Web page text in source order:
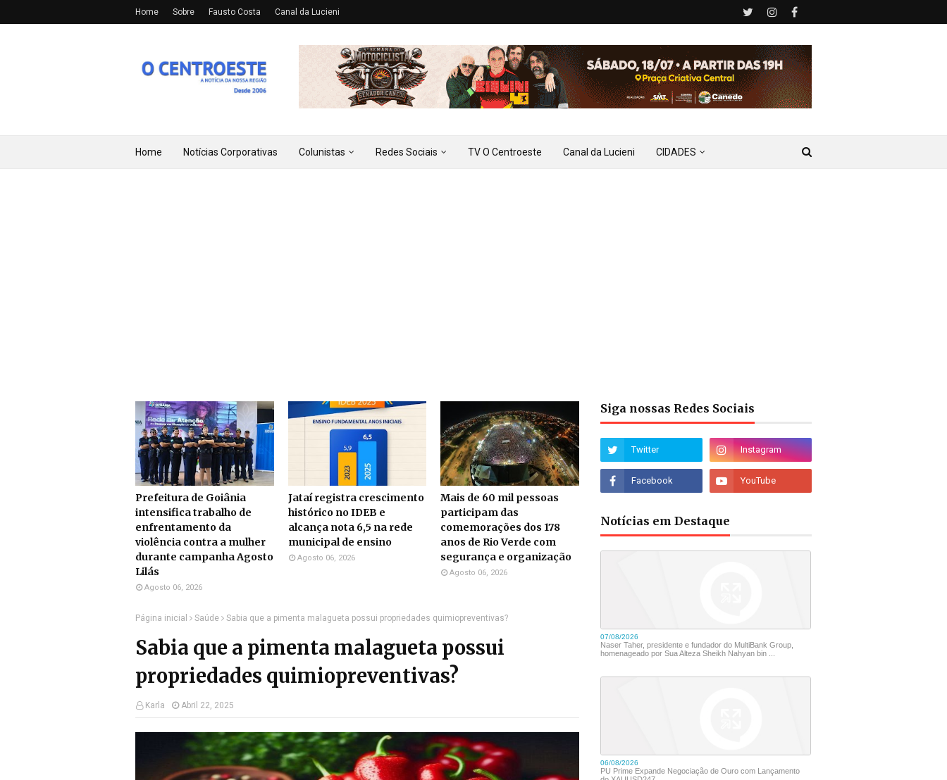
Home Sobre Fausto Costa Canal da Lucieni
Home Notícias Corporativas Colunistas Redes Sociais TV O Centroeste Canal da Lucieni CIDADES
Prefeitura de Goiânia
intensifica trabalho de
enfrentamento da
violência contra a mulher
durante campanha Agosto
Lilás
Agosto 06, 2026
Jataí registra crescimento
histórico no IDEB e
alcança nota 6,5 na rede
municipal de ensino
Agosto 06, 2026
Mais de 60 mil pessoas
participam das
comemorações dos 178
anos de Rio Verde com
segurança e organização
Agosto 06, 2026
Página inicial Saúde Sabia que a pimenta malagueta possui propriedades quimiopreventivas?
Sabia que a pimenta malagueta possui
propriedades quimiopreventivas?
Karla Abril 22, 2025
Siga nossas Redes Sociais
Notícias em Destaque